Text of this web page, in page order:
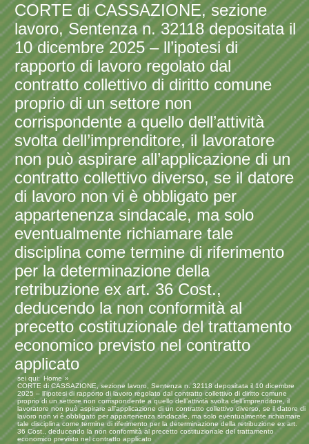
CORTE di CASSAZIONE, sezione
lavoro, Sentenza n. 32118 depositata il
10 dicembre 2025 – ll’ipotesi di
rapporto di lavoro regolato dal
contratto collettivo di diritto comune
proprio di un settore non
corrispondente a quello dell’attività
svolta dell’imprenditore, il lavoratore
non può aspirare all’applicazione di un
contratto collettivo diverso, se il datore
di lavoro non vi è obbligato per
appartenenza sindacale, ma solo
eventualmente richiamare tale
disciplina come termine di riferimento
per la determinazione della
retribuzione ex art. 36 Cost.,
deducendo la non conformità al
precetto costituzionale del trattamento
economico previsto nel contratto
applicato
sei qui:
Home
CORTE di CASSAZIONE, sezione lavoro, Sentenza n. 32118 depositata il 10 dicembre
2025 – ll’ipotesi di rapporto di lavoro regolato dal contratto collettivo di diritto comune
proprio di un settore non corrispondente a quello dell’attività svolta dell’imprenditore, il
lavoratore non può aspirare all’applicazione di un contratto collettivo diverso, se il datore di
lavoro non vi è obbligato per appartenenza sindacale, ma solo eventualmente richiamare
tale disciplina come termine di riferimento per la determinazione della retribuzione ex art.
36 Cost., deducendo la non conformità al precetto costituzionale del trattamento
economico previsto nel contratto applicato